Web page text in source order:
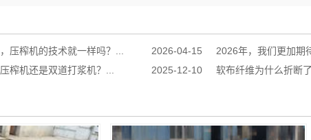
2026-04-15
压榨机的技术就一样吗？...
2026年，我们更加期
2025-12-10
榨机还是双道打浆机？... 软布纤维为什么折断